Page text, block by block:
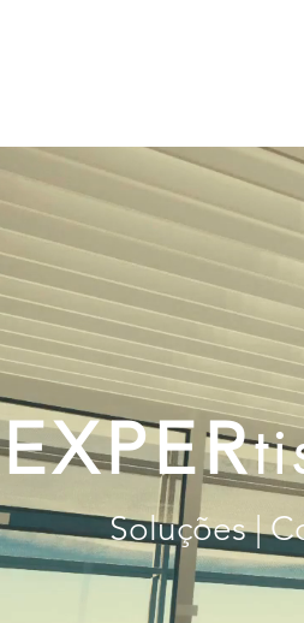
EXPER
Soluções |